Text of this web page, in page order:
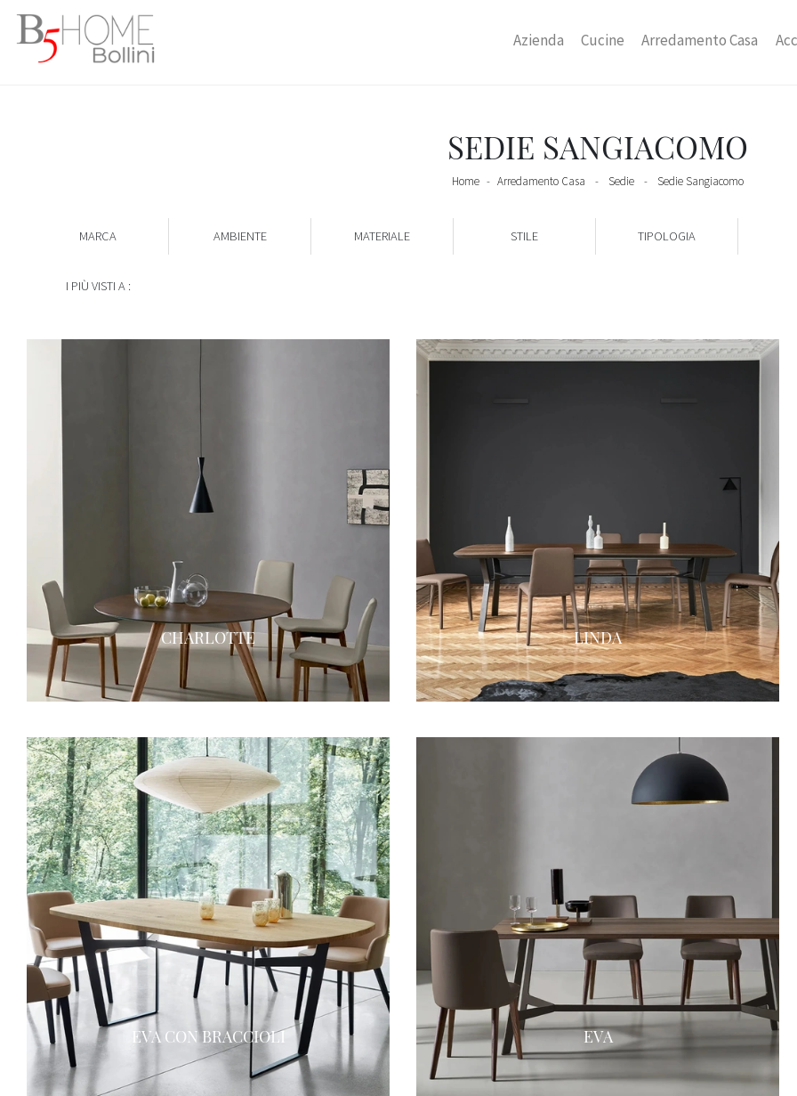
Azienda Cucine Arredamento Casa
SEDIE SANGIACOMO
Home - Arredamento Casa - Sedie - Sedie Sangiacomo
MARCA AMBIENTE MATERIALE STILE TIPOLOGIA
I PIÙ VISTI A :
CHARLOTTE LINDA
EVA CON BRACCIOLI EVA